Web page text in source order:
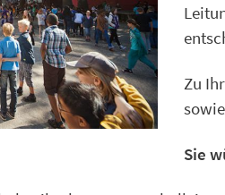
Zu
Sie